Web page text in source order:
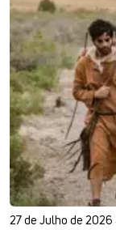
27 de Julho de 2026